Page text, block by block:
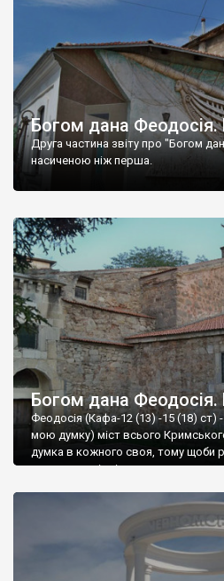
Богом дана Феодосія.
Друга частина звіту про "Богом
насиченою ніж перша.
Богом дана Феодосія.
Феодосія (Кафа-12 (13) -15 (18) ст) -
мою думку) міст всього
думка в кожного своя, тому щоби
запрошую відвідати це